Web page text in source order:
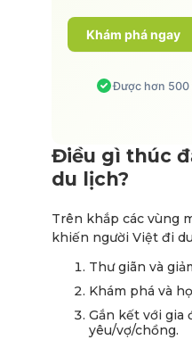
Khám phá ngay
Được hơn 500
Điều gì thúc
du lịch?
Trên khắp các vùng
khiến người Việt đi
Thư giãn và
Khám phá và
Gắn kết với gia
yêu/vợ/chồng.